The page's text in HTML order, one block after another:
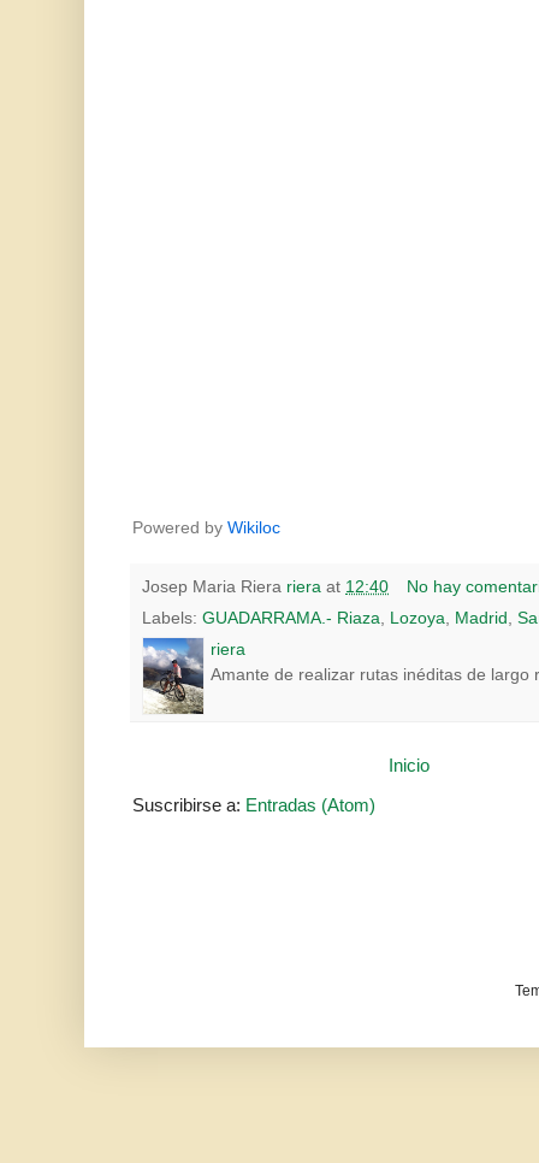
Powered by Wikiloc
Josep Maria Riera riera at 12:40
No hay
Labels: GUADARRAMA.- Riaza, Lozoya, Madrid ,
riera
Amante de realizar rutas inéditas de largo
Inicio
Suscribirse a: Entradas (Atom)